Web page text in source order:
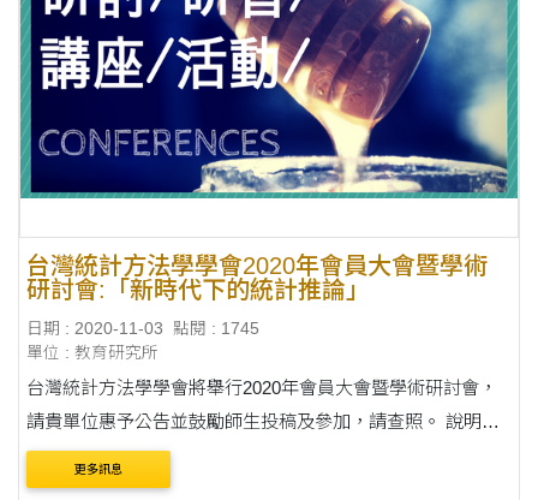
台灣統計方法學學會2020年會員大會暨學術
研討會:「新時代下的統計推論」
日期 : 2020-11-03
點閱 : 1745
單位 : 教育研究所
台灣統計方法學學會將舉行2020年會員大會暨學術研討會，
請貴單位惠予公告並鼓勵師生投稿及參加，請查照。 說明：
一、旨揭研討會主題為「新時代下的統計推論」，目的為探
討統計於現代新型態資料下之各種應用，會中....
更多訊息